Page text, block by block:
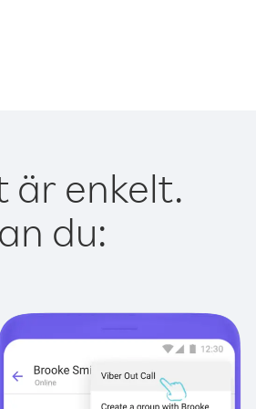
är enkelt.
du: